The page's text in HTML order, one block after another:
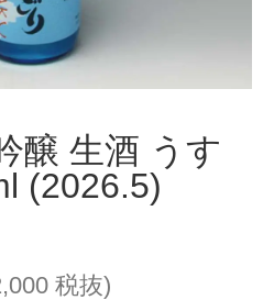
醸 生酒 うす
(2026.5)
税抜)